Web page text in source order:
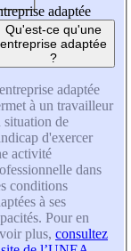
adaptée
Qu'est-ce qu'une
entreprise adaptée
?
adaptée
à un travailleur
situation de
d'exercer
activité
dans
conditions
à ses
Pour en
plus, consultez